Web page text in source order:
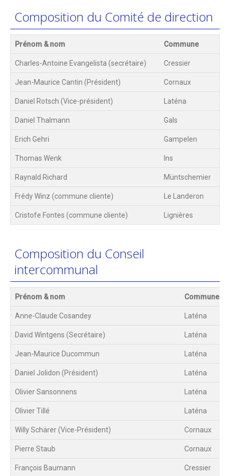
Composition du Comité de direction
Prénom & nom Commune
Charles-Antoine Evangelista (secrétaire) Cressier
Jean-Maurice Cantin (Président) Cornaux
Daniel Rotsch (Vice-président) Laténa
Daniel Thalmann Gals
Erich Gehri Gampelen
Thomas Wenk Ins
Raynald Richard Müntschemier
Frédy Winz (commune cliente) Le Landeron
Cristofe Fontes (commune cliente) Lignières
Composition du Conseil
intercommunal
Prénom & nom Commune
Anne-Claude Cosandey Laténa
David Wintgens (Secrétaire) Laténa
Jean-Maurice Ducommun Laténa
Daniel Jolidon (Président) Laténa
Olivier Sansonnens Laténa
Olivier Tillé Laténa
Willy Schärer (Vice-Président) Cornaux
Pierre Staub Cornaux
François Baumann Cressier